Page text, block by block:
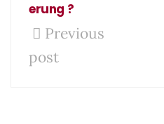
erung ?
Previous
post